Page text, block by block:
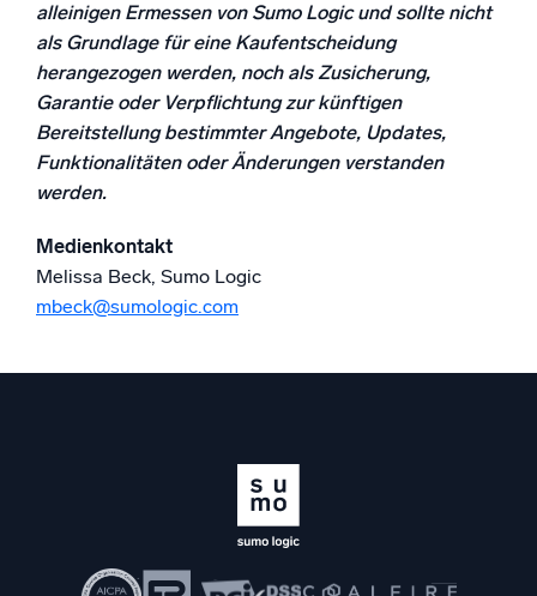
alleinigen Ermessen von Sumo Logic und sollte nicht
als Grundlage für eine Kaufentscheidung
herangezogen werden, noch als Zusicherung,
Garantie oder Verpflichtung zur künftigen
Bereitstellung bestimmter Angebote, Updates,
Funktionalitäten oder Änderungen verstanden
werden.
Medienkontakt
Melissa Beck, Sumo Logic
mbeck@sumologic.com